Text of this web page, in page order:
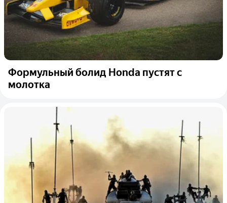
Формульный болид Honda пустят с
молотка